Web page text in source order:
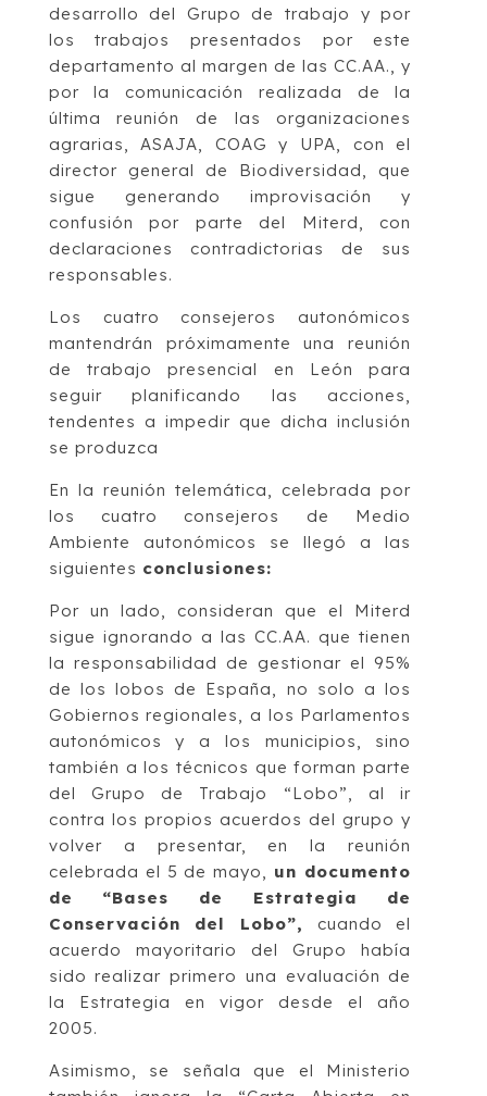
desarrollo del Grupo de trabajo y por
los trabajos presentados por este
departamento al margen de las CC.AA., y
por la comunicación realizada de la
última reunión de las organizaciones
agrarias, ASAJA, COAG y UPA, con el
director general de Biodiversidad, que
sigue generando improvisación y
confusión por parte del Miterd, con
declaraciones contradictorias de sus
responsables.
Los cuatro consejeros autonómicos
mantendrán próximamente una reunión
de trabajo presencial en León para
seguir planificando las acciones,
tendentes a impedir que dicha inclusión
se produzca
En la reunión telemática, celebrada por
los cuatro consejeros de Medio
Ambiente autonómicos se llegó a las
siguientes conclusiones:
Por un lado, consideran que el Miterd
sigue ignorando a las CC.AA. que tienen
la responsabilidad de gestionar el 95%
de los lobos de España, no solo a los
Gobiernos regionales, a los Parlamentos
autonómicos y a los municipios, sino
también a los técnicos que forman parte
del Grupo de Trabajo “Lobo”, al ir
contra los propios acuerdos del grupo y
volver a presentar, en la reunión
celebrada el 5 de mayo, un documento
de “Bases de Estrategia de
Conservación del Lobo”,
cuando el
acuerdo mayoritario del Grupo había
sido realizar primero una evaluación de
la Estrategia en vigor desde el año
2005.
Asimismo, se señala que el Ministerio